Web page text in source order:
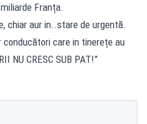
Franța.
chiar aur in..stare de urgentă.
care in tinerețe au
NU CRESC SUB PAT!”